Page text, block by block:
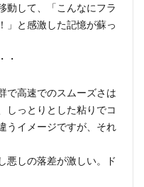
動して、「こんなにフラ
」と感激した記憶が蘇っ
・
で高速でのスムーズさは
しっとりとした粘りでコ
うイメージですが、それ
悪しの落差が激しい。ド